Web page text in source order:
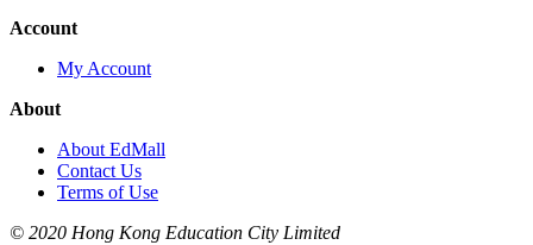
Account
My Account
About
About EdMall
Contact Us
Terms of Use
© 2020 Hong Kong Education City Limited